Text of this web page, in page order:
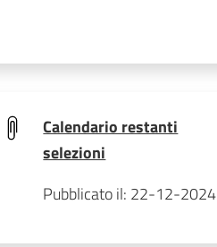
Calendario restanti
selezioni
Pubblicato il: 22-12-2024